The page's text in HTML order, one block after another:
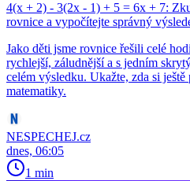
4(x + 2) - 3(2x - 1) + 5 = 6x + 7:
rovnice a vypočítejte správný
Jako děti jsme rovnice řešili celé
rychlejší, záludnější a s jedním
celém výsledku. Ukažte, zda si
matematiky.
NESPECHEJ.cz
dnes, 06:05
1 min